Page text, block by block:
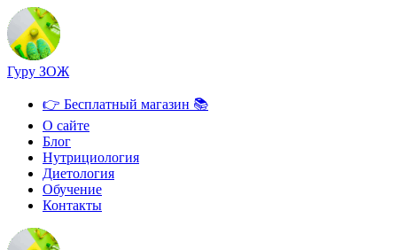
Перейти
к
содержимому
Гуру ЗОЖ
👉 Бесплатный магазин 📚
О сайте
Блог
Нутрициология
Диетология
Обучение
Контакты